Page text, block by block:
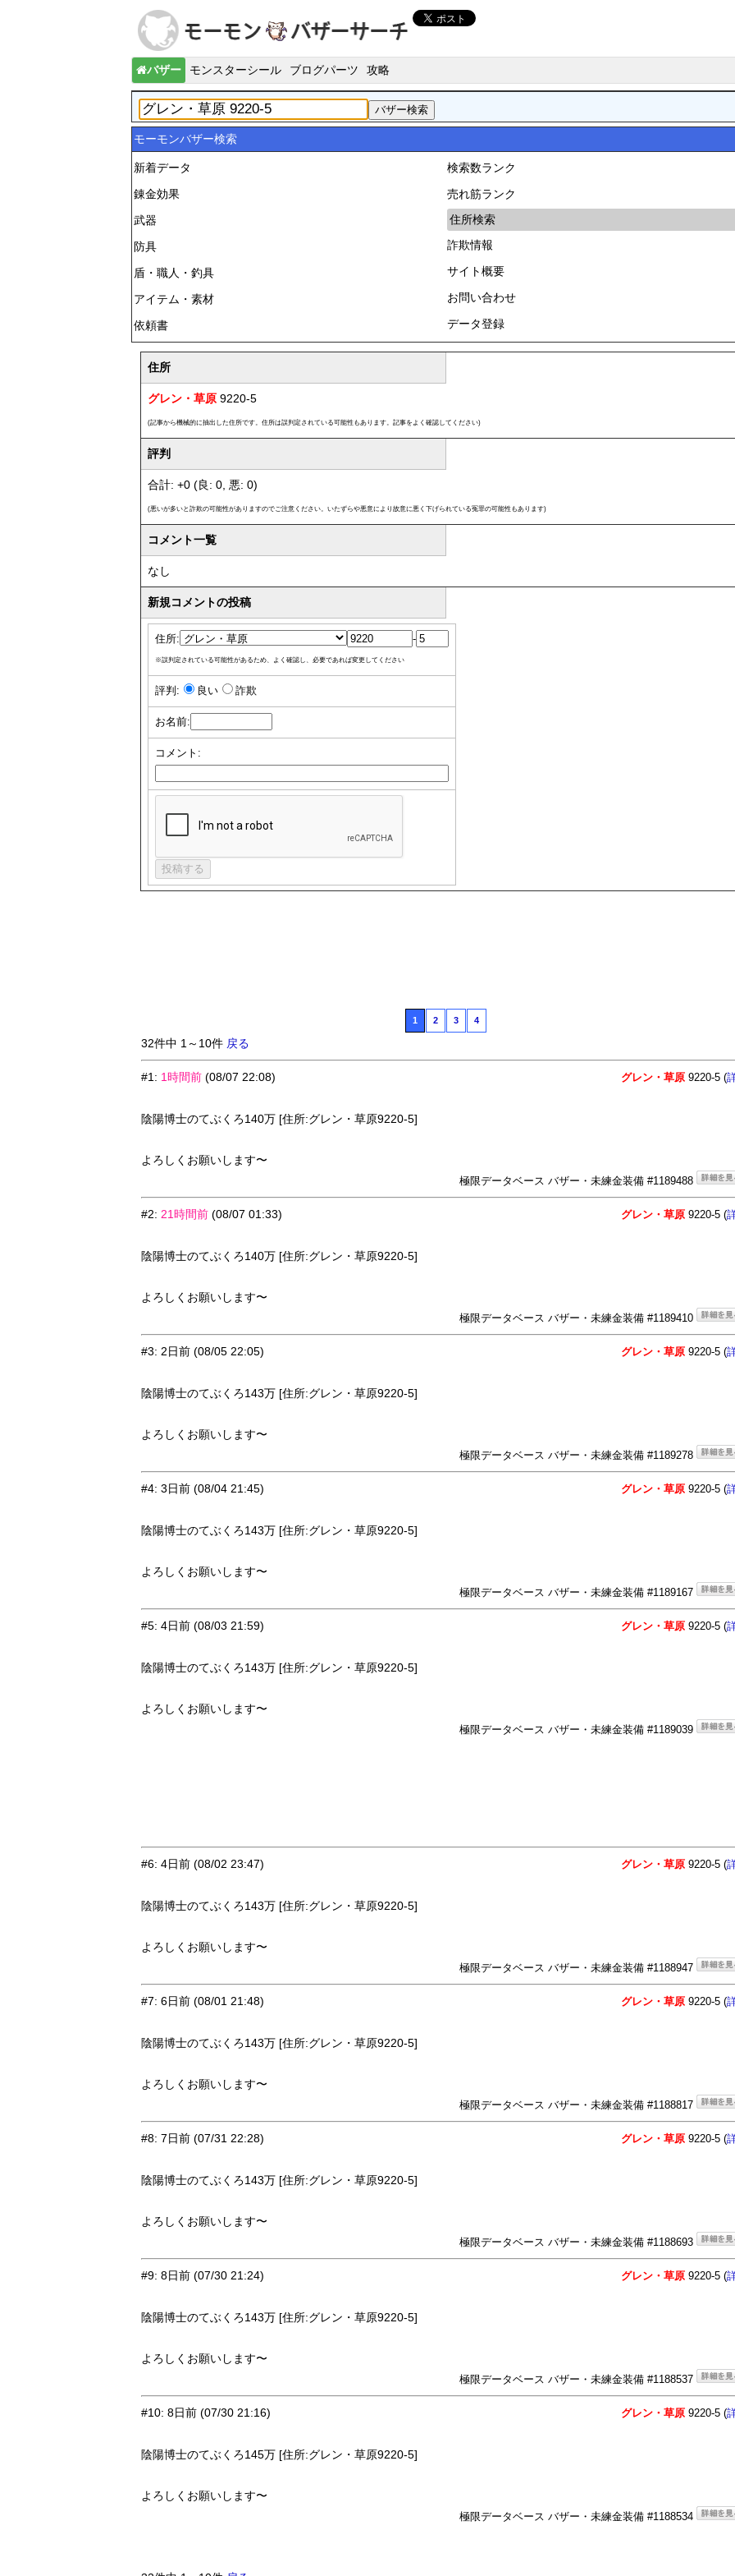
バザー モンスターシール ブログパーツ 攻略
モーモンバザー検索
新着データ
錬金効果
武器
防具
盾・職人・釣具
アイテム・素材
依頼書
検索数ランク
売れ筋ランク
住所検索
詐欺情報
サイト概要
お問い合わせ
データ登録
住所
グレン・草原 9220-5
(記事から機械的に抽出した住所です。住所は誤判定されている可能性もあります。記事をよく確認してください)
評判
合計: +0 (良: 0, 悪: 0)
(悪いが多いと詐欺の可能性がありますのでご注意ください。いたずらや悪意により故意に悪く下げられている冤罪の可能性もあります)
コメント一覧
なし
新規コメントの投稿
住所: -
※誤判定されている可能性があるため、よく確認し、必要であれば変更してください
評判: 良い 詐欺
お名前:
コメント:
1 2 3 4
32件中 1～10件 戻る
#1: 1時間前 (08/07 22:08) グレン・草原 9220-5 (
陰陽博士のてぶくろ140万 [住所:グレン・草原9220-5]
よろしくお願いします〜
極限データベース バザー・未練金装備 #1189488
#2: 21時間前 (08/07 01:33) グレン・草原 9220-5 (
陰陽博士のてぶくろ140万 [住所:グレン・草原9220-5]
よろしくお願いします〜
極限データベース バザー・未練金装備 #1189410
#3: 2日前 (08/05 22:05) グレン・草原 9220-5 (
陰陽博士のてぶくろ143万 [住所:グレン・草原9220-5]
よろしくお願いします〜
極限データベース バザー・未練金装備 #1189278
#4: 3日前 (08/04 21:45) グレン・草原 9220-5 (
陰陽博士のてぶくろ143万 [住所:グレン・草原9220-5]
よろしくお願いします〜
極限データベース バザー・未練金装備 #1189167
#5: 4日前 (08/03 21:59) グレン・草原 9220-5 (
陰陽博士のてぶくろ143万 [住所:グレン・草原9220-5]
よろしくお願いします〜
極限データベース バザー・未練金装備 #1189039
#6: 4日前 (08/02 23:47) グレン・草原 9220-5 (
陰陽博士のてぶくろ143万 [住所:グレン・草原9220-5]
よろしくお願いします〜
極限データベース バザー・未練金装備 #1188947
#7: 6日前 (08/01 21:48) グレン・草原 9220-5 (
陰陽博士のてぶくろ143万 [住所:グレン・草原9220-5]
よろしくお願いします〜
極限データベース バザー・未練金装備 #1188817
#8: 7日前 (07/31 22:28) グレン・草原 9220-5 (
陰陽博士のてぶくろ143万 [住所:グレン・草原9220-5]
よろしくお願いします〜
極限データベース バザー・未練金装備 #1188693
#9: 8日前 (07/30 21:24) グレン・草原 9220-5 (
陰陽博士のてぶくろ143万 [住所:グレン・草原9220-5]
よろしくお願いします〜
極限データベース バザー・未練金装備 #1188537
#10: 8日前 (07/30 21:16) グレン・草原 9220-5 (
陰陽博士のてぶくろ145万 [住所:グレン・草原9220-5]
よろしくお願いします〜
極限データベース バザー・未練金装備 #1188534